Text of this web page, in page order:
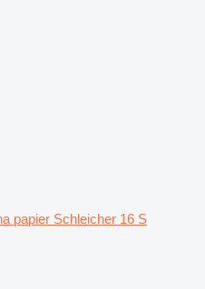
papier Schleicher 16 S